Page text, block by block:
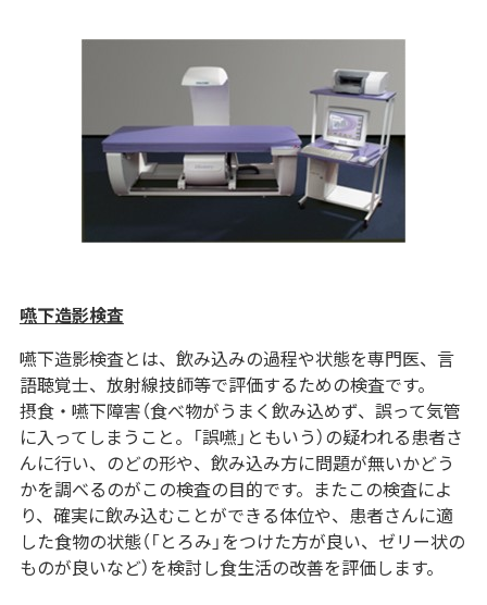
嚥下造影検査
嚥下造影検査とは、飲み込みの過程や状態を専門医、言
語聴覚士、放射線技師等で評価するための検査です。
摂食・嚥下障害（食べ物がうまく飲み込めず、誤って気管
に入ってしまうこと。「誤嚥」ともいう）の疑われる患者さ
んに行い、のどの形や、飲み込み方に問題が無いかどう
かを調べるのがこの検査の目的です。またこの検査によ
り、確実に飲み込むことができる体位や、患者さんに適
した食物の状態（「とろみ」をつけた方が良い、ゼリー状の
ものが良いなど）を検討し食生活の改善を評価します。